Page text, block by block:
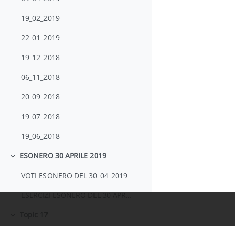
19_02_2019
22_01_2019
19_12_2018
06_11_2018
20_09_2018
19_07_2018
19_06_2018
Minimizza
ESONERO 30 APRILE 2019
VOTI ESONERO DEL 30_04_2019
ESERCIZI ESONERO DEL 30 APRILE 2019 E SVOLGIMENTI